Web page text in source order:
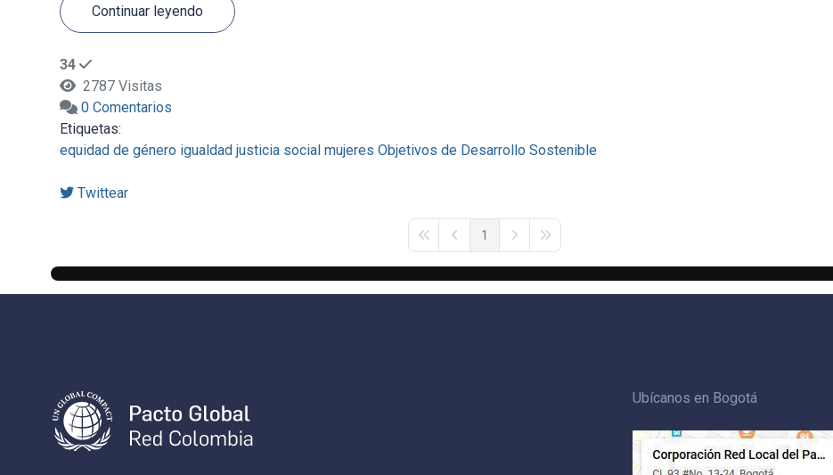
Continuar leyendo
34
2787 Visitas
0 Comentarios
Etiquetas:
equidad de género igualdad justicia social mujeres Objetivos de Desarrollo Sostenible
Twittear
First PagePrevious Page
1
Next PageLast Page
Ubícanos en Bogotá